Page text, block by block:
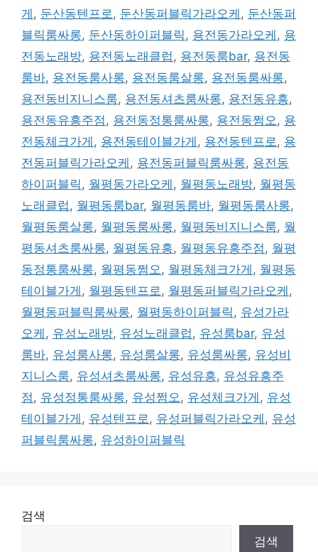
게 , 둔산동텐프로, 둔산동퍼블릭가라오케 , 둔산동퍼
블릭룸싸롱, 둔산동하이퍼블릭, 용전동가라오케 , 용
전동노래방, 용전동노래클럽, 용전동룸bar, 용전동
룸바, 용전동룸사롱, 용전동룸살롱, 용전동룸싸롱,
용전동비지니스룸, 용전동셔츠룸싸롱, 용전동유흥,
용전동유흥주점, 용전동정통룸싸롱, 용전동쩜오, 용
전동체크가게 , 용전동테이블가게 , 용전동텐프로, 용
전동퍼블릭가라오케 , 용전동퍼블릭룸싸롱, 용전동
하이퍼블릭, 월평동가라오케 , 월평동노래방, 월평동
노래클럽, 월평동룸bar, 월평동룸바, 월평동룸사롱,
월평동룸살롱, 월평동룸싸롱, 월평동비지니스룸, 월
평동셔츠룸싸롱, 월평동유흥, 월평동유흥주점, 월평
동정통룸싸롱, 월평동쩜오, 월평동체크가게 , 월평동
테이블가게 , 월평동텐프로, 월평동퍼블릭가라오케 ,
월평동퍼블릭룸싸롱, 월평동하이퍼블릭, 유성가라
오케 , 유성노래방, 유성노래클럽, 유성룸bar, 유성
룸바, 유성룸사롱, 유성룸살롱, 유성룸싸롱, 유성비
지니스룸, 유성셔츠룸싸롱, 유성유흥, 유성유흥주
점, 유성정통룸싸롱, 유성쩜오, 유성체크가게 , 유성
테이블가게 , 유성텐프로, 유성퍼블릭가라오케 , 유성
퍼블릭룸싸롱, 유성하이퍼블릭
검색
검색